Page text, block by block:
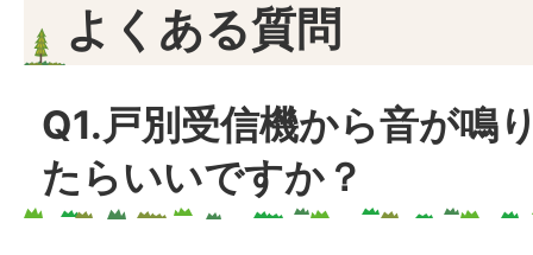
よくある質問
Q1.戸別受信機から音が鳴
たらいいですか？